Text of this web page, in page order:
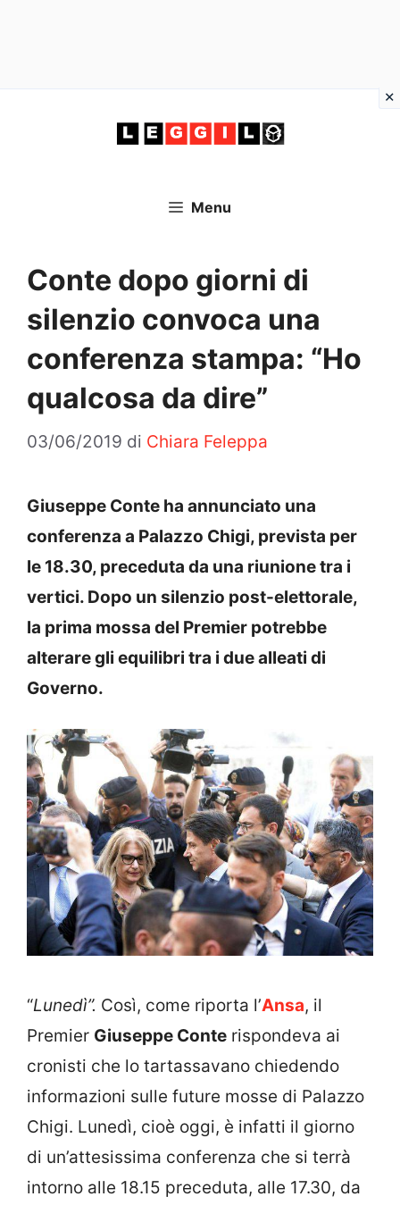
Menu
Conte dopo giorni di
silenzio convoca una
conferenza stampa: “Ho
qualcosa da dire”
03/06/2019 di Chiara Feleppa
Giuseppe Conte ha annunciato una
conferenza a Palazzo Chigi, prevista per
le 18.30, preceduta da una riunione tra i
vertici. Dopo un silenzio post-elettorale,
la prima mossa del Premier potrebbe
alterare gli equilibri tra i due alleati di
Governo.
“Lunedì”. Così, come riporta l’Ansa, il
Premier Giuseppe Conte rispondeva ai
cronisti che lo tartassavano chiedendo
informazioni sulle future mosse di Palazzo
Chigi. Lunedì, cioè oggi, è infatti il giorno
di un’attesissima conferenza che si terrà
intorno alle 18.15 preceduta, alle 17.30, da